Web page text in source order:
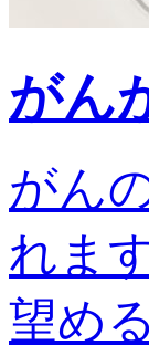
がん
がん
れま
望め